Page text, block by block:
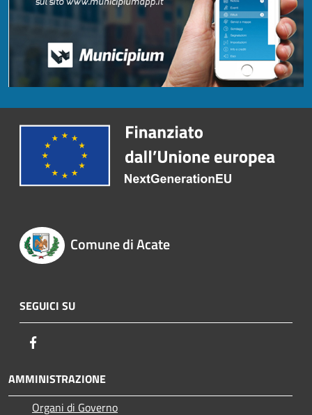
Comune di Acate
SEGUICI SU
AMMINISTRAZIONE
Organi di Governo